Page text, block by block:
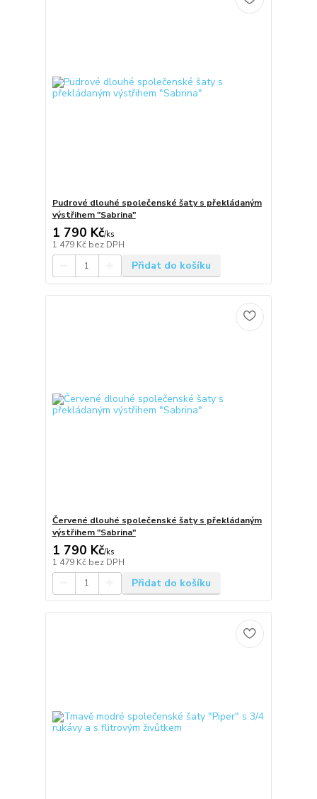
Pudrové dlouhé společenské šaty s překládaným
výstřihem "Sabrina"
1 790 Kč/ks
1 479 Kč bez DPH
Přidat do košíku
Červené dlouhé společenské šaty s překládaným
výstřihem "Sabrina"
1 790 Kč/ks
1 479 Kč bez DPH
Přidat do košíku